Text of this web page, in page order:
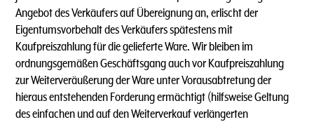
Angebot des Verkäufers auf Übereignung an, erlischt der
Eigentumsvorbehalt des Verkäufers spätestens mit
Kaufpreiszahlung für die gelieferte Ware. Wir bleiben im
ordnungsgemäßen Geschäftsgang auch vor Kaufpreiszahlung
zur Weiterveräußerung der Ware unter Vorausabtretung der
hieraus entstehenden Forderung ermächtigt (hilfsweise Geltung
des einfachen und auf den Weiterverkauf verlängerten